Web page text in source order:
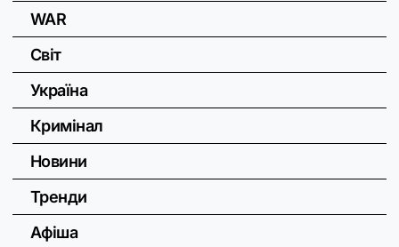
WAR
Світ
Україна
Кримінал
Новини
Тренди
Афіша